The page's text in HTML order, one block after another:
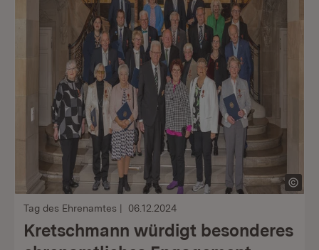
Tag des Ehrenamtes 06.12.2024
Kretschmann würdigt besonderes